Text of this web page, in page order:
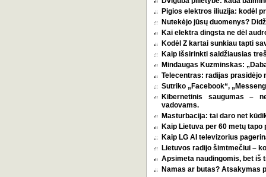
Pigios elektros iliuzija: kodėl
Nutekėjo jūsų duomenys?
Kai elektra dingsta ne dėl
Kodėl Z kartai sunkiau tapti
Kaip išsirinkti saldžiausias
Mindaugas Kuzminskas:
Telecentras: radijas prasidėjo
Sutriko „Facebook“,
Kibernetinis saugumas –
vadovams.
Masturbacija: tai daro net
Kaip Lietuva per 60 metų
Kaip LG AI televizorius
Lietuvos radijo šimtmečiui –
Apsimeta naudingomis, bet iš
Namas ar butas? Atsakymas